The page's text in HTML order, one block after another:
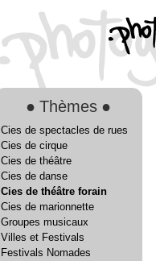
● Thèmes ●
Cies de spectacles de rues
Cies de cirque
Cies de théâtre
Cies de danse
Cies de théâtre forain
Cies de marionnette
Groupes musicaux
Villes et Festivals
Festivals Nomades